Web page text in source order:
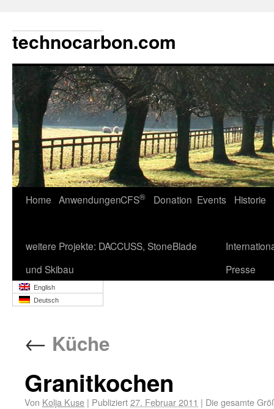
technocarbon.com
Home AnwendungenCFS® Donation Events Historie
weitere Projekte: DACCUSS, StoneBlade
und Skibau
Presse
English
Deutsch
← Küche
Granitkochen
Von Kolja Kuse | Publiziert27. Februar 2011 | Die gesamte